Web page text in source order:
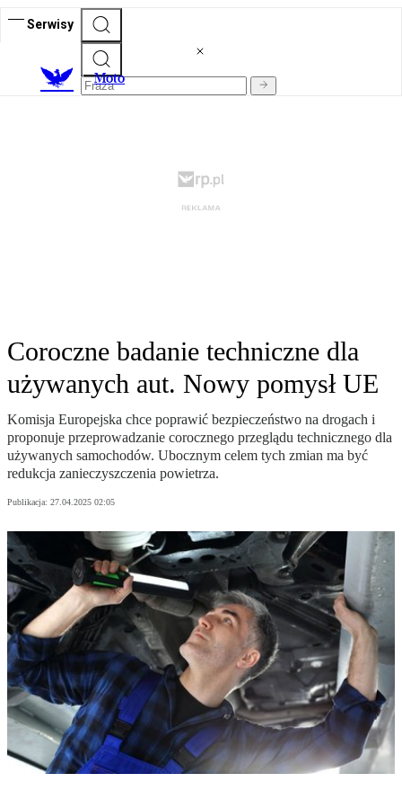
Serwisy
Moto
Coroczne badanie techniczne dla
używanych aut. Nowy pomysł UE
Komisja Europejska chce poprawić bezpieczeństwo na drogach i
proponuje przeprowadzanie corocznego przeglądu technicznego dla
używanych samochodów. Ubocznym celem tych zmian ma być
redukcja zanieczyszczenia powietrza.
Publikacja: 27.04.2025 02:05